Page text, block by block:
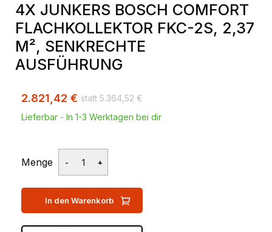
4X JUNKERS BOSCH COMFORT
FLACHKOLLEKTOR FKC-2S, 2,37
M², SENKRECHTE
AUSFÜHRUNG
5.364,52 €
2.821,42 €
Lieferbar - In 1-3 Werktagen bei dir
Menge
In den Warenkorb